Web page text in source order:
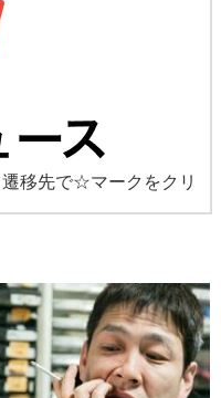
遷移先で☆マークをクリ